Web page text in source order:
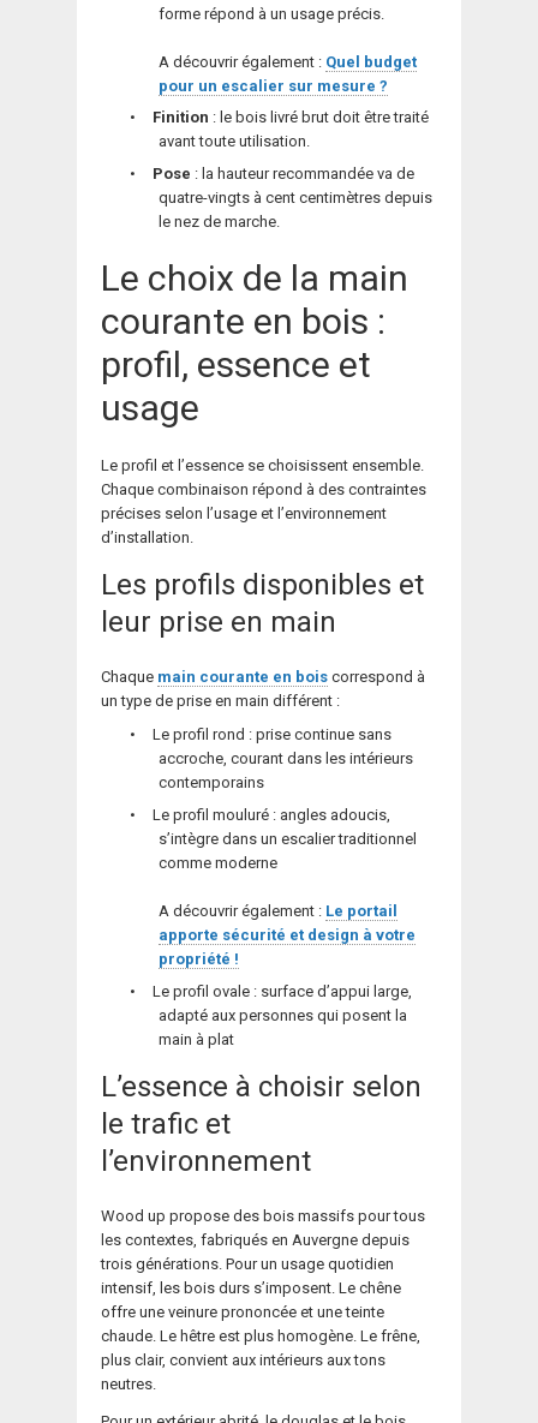
forme répond à un usage précis.
A découvrir également : Quel budget
pour un escalier sur mesure ?
•
Finition : le bois livré brut doit être traité
avant toute utilisation.
•
Pose : la hauteur recommandée va de
quatre-vingts à cent centimètres depuis
le nez de marche.
Le choix de la main
courante en bois :
profil, essence et
usage
Le profil et l’essence se choisissent ensemble.
Chaque combinaison répond à des contraintes
précises selon l’usage et l’environnement
d’installation.
Les profils disponibles et
leur prise en main
Chaque main courante en bois correspond à
un type de prise en main différent :
•
Le profil rond : prise continue sans
accroche, courant dans les intérieurs
contemporains
•
Le profil mouluré : angles adoucis,
s’intègre dans un escalier traditionnel
comme moderne
A découvrir également : Le portail
apporte sécurité et design à votre
propriété !
•
Le profil ovale : surface d’appui large,
adapté aux personnes qui posent la
main à plat
L’essence à choisir selon
le trafic et
l’environnement
Wood up propose des bois massifs pour tous
les contextes, fabriqués en Auvergne depuis
trois générations. Pour un usage quotidien
intensif, les bois durs s’imposent. Le chêne
offre une veinure prononcée et une teinte
chaude. Le hêtre est plus homogène. Le frêne,
plus clair, convient aux intérieurs aux tons
neutres.